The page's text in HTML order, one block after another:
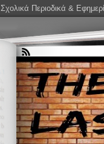
Περιοδικά &